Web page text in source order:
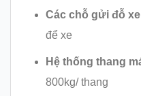
Các chỗ gửi đỗ xe
để xe
Hệ thống thang
800kg/ thang